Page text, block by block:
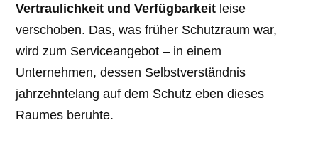
Vertraulichkeit und Verfügbarkeit leise
verschoben. Das, was früher Schutzraum war,
wird zum Serviceangebot – in einem
Unternehmen, dessen Selbstverständnis
jahrzehntelang auf dem Schutz eben dieses
Raumes beruhte.